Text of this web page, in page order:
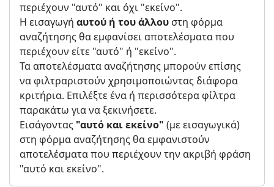
περιέχουν "αυτό" και όχι "εκείνο".
Η εισαγωγή αυτού ή του άλλου στη φόρμα
αναζήτησης θα εμφανίσει αποτελέσματα που
περιέχουν είτε "αυτό" ή "εκείνο".
Τα αποτελέσματα αναζήτησης μπορούν επίσης
να φιλτραριστούν χρησιμοποιώντας διάφορα
κριτήρια. Επιλέξτε ένα ή περισσότερα φίλτρα
παρακάτω για να ξεκινήσετε.
Εισάγοντας "αυτό και εκείνο" (με εισαγωγικά)
στη φόρμα αναζήτησης θα εμφανιστούν
αποτελέσματα που περιέχουν την ακριβή φράση
"αυτό και εκείνο".